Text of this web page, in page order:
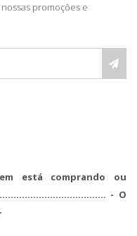
promoções e
está comprando ou
- O